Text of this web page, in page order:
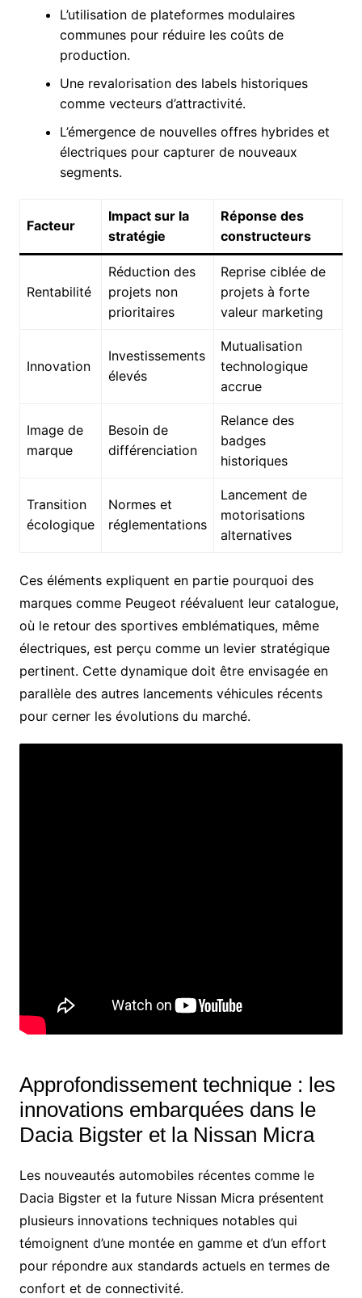
L’utilisation de plateformes modulaires
communes pour réduire les coûts de
production.
Une revalorisation des labels historiques
comme vecteurs d’attractivité.
L’émergence de nouvelles offres hybrides et
électriques pour capturer de nouveaux
segments.
Facteur
Impact sur la
stratégie
Réponse des
constructeurs
Rentabilité
Réduction des
projets non
prioritaires
Reprise ciblée de
projets à forte
valeur marketing
Innovation
Investissements
élevés
Mutualisation
technologique
accrue
Image de
marque
Besoin de
différenciation
Relance des
badges
historiques
Transition
écologique
Normes et
réglementations
Lancement de
motorisations
alternatives
Ces éléments expliquent en partie pourquoi des
marques comme Peugeot réévaluent leur catalogue,
où le retour des sportives emblématiques, même
électriques, est perçu comme un levier stratégique
pertinent. Cette dynamique doit être envisagée en
parallèle des autres lancements véhicules récents
pour cerner les évolutions du marché.
Approfondissement technique : les
innovations embarquées dans le
Dacia Bigster et la Nissan Micra
Les nouveautés automobiles récentes comme le
Dacia Bigster et la future Nissan Micra présentent
plusieurs innovations techniques notables qui
témoignent d’une montée en gamme et d’un effort
pour répondre aux standards actuels en termes de
confort et de connectivité.